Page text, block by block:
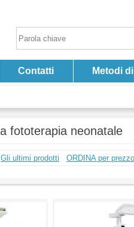
Contatti Metodi
fototerapia neonatale
Gli ultimi prodotti ORDINA per prezzo